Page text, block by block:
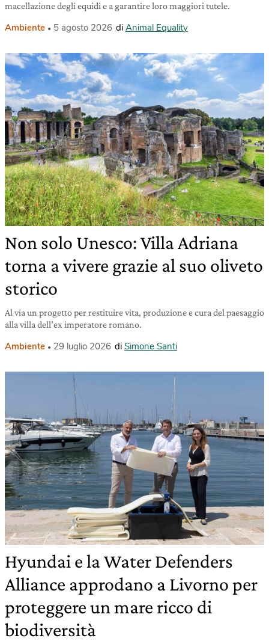
macellazione degli equidi e a garantire loro maggiori tutele.
Ambiente 5 agosto 2026 di Animal Equality
Non solo Unesco: Villa Adriana
torna a vivere grazie al suo oliveto
storico
Al via un progetto per restituire vita, produzione e cura del paesaggio
alla villa dell’ex imperatore romano.
Ambiente 29 luglio 2026 di Simone Santi
Hyundai e la Water Defenders
Alliance approdano a Livorno per
proteggere un mare ricco di
biodiversità